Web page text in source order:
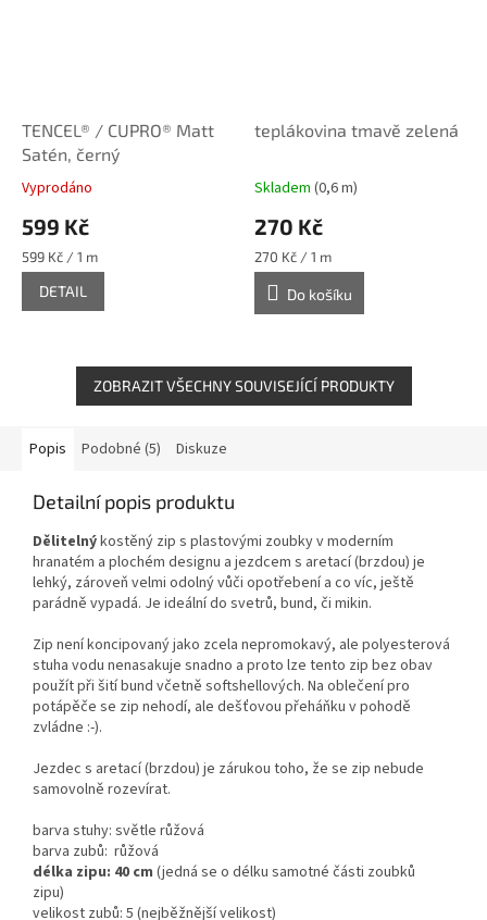
TENCEL® / CUPRO® Matt
Satén, černý
Vyprodáno
599 Kč
Měrná
cena:
599 Kč / 1 m
DETAIL
teplákovina tmavě zelená
Skladem (0,6 m)
270 Kč
Měrná
cena:
270 Kč / 1 m
Do košíku
ZOBRAZIT VŠECHNY SOUVISEJÍCÍ PRODUKTY
Popis Podobné (5) Diskuze
Detailní popis produktu
Dělitelnýkostěný zip s plastovými zoubky v moderním
hranatém a plochém designu a jezdcem s aretací (brzdou) je
lehký, zároveň velmi odolný vůči opotřebení a co víc, ještě
parádně vypadá. Je ideální do svetrů, bund, či mikin.
Zip není koncipovaný jako zcela nepromokavý, ale polyesterová
stuha vodu nenasakuje snadno a proto lze tento zip bez obav
použít při šití bund včetně softshellových. Na oblečení pro
potápěče se zip nehodí, ale dešťovou přeháňku v pohodě
zvládne :-).
Jezdec s aretací (brzdou) je zárukou toho, že se zip nebude
samovolně rozevírat.
barva stuhy: světle růžová
barva zubů: růžová
délka zipu: 40 cm (jedná se o délku samotné části zoubků
zipu)
velikost zubů: 5 (nejběžnější velikost)